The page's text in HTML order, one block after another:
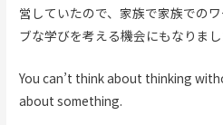
営していたので、家族で家族での
ブな学びを考える機会にもなりまし
You can’t think about thinking
about something.